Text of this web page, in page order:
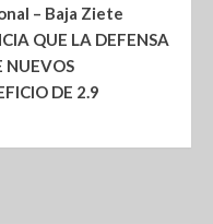
– Baja Ziete
QUE LA DEFENSA
NUEVOS
DE 2.9